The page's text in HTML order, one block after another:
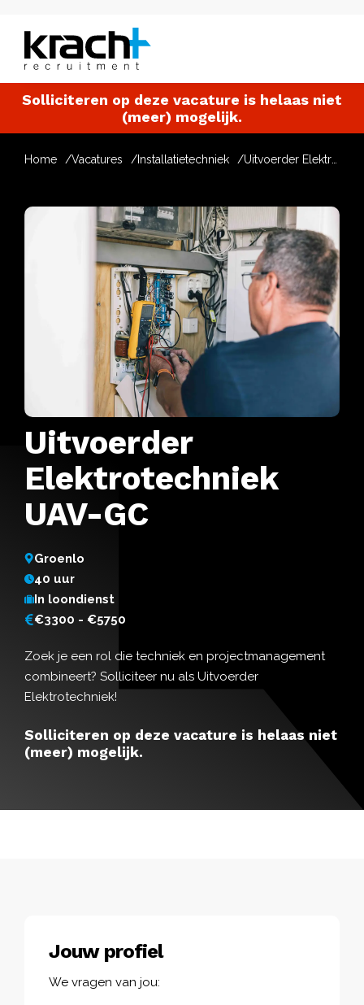
Solliciteren op deze vacature is helaas niet
(meer) mogelijk.
Home Vacatures Installatietechniek
Uitvoerder
Elektrotechniek
UAV-GC
Groenlo
40 uur
In loondienst
€3300 - €5750
Zoek je een rol die techniek en projectmanagement
combineert? Solliciteer nu als Uitvoerder
Elektrotechniek!
Solliciteren op deze vacature is helaas niet
(meer) mogelijk.
Jouw profiel
We vragen van jou: